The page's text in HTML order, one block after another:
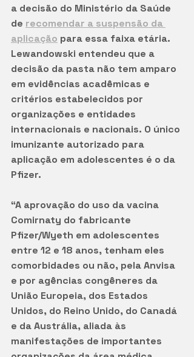
a decisão do Ministério da Saúde
de recomendar a suspensão da
aplicação para essa faixa etária.
Lewandowski entendeu que a
decisão da pasta não tem amparo
em evidências acadêmicas e
critérios estabelecidos por
organizações e entidades
internacionais e nacionais. O único
imunizante autorizado para
aplicação em adolescentes é o da
Pfizer.
“A aprovação do uso da vacina
Comirnaty do fabricante
Pfizer/Wyeth em adolescentes
entre 12 e 18 anos, tenham eles
comorbidades ou não, pela Anvisa
e por agências congêneres da
União Europeia, dos Estados
Unidos, do Reino Unido, do Canadá
e da Austrália, aliada às
manifestações de importantes